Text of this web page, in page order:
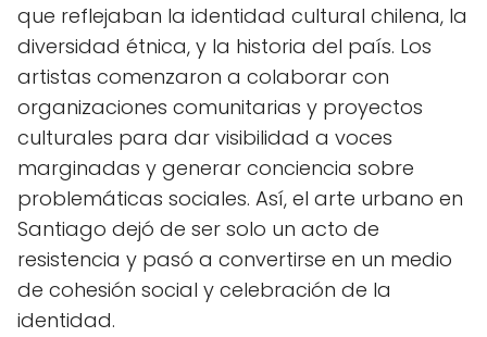
que reflejaban la identidad cultural chilena, la
diversidad étnica, y la historia del país. Los
artistas comenzaron a colaborar con
organizaciones comunitarias y proyectos
culturales para dar visibilidad a voces
marginadas y generar conciencia sobre
problemáticas sociales. Así, el arte urbano en
Santiago dejó de ser solo un acto de
resistencia y pasó a convertirse en un medio
de cohesión social y celebración de la
identidad.